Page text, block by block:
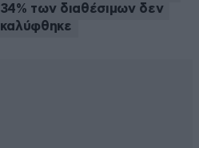
34% των διαθέσιμων δεν
καλύφθηκε